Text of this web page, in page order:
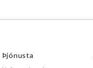
Þjónusta